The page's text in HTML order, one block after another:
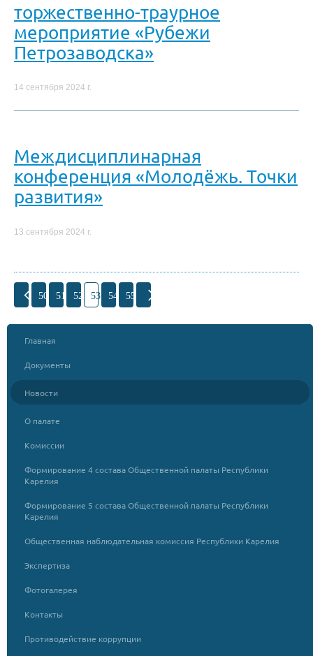
торжественно-траурное
мероприятие «Рубежи
Петрозаводска»
14 сентября 2024 г.
Междисциплинарная
конференция «Молодёжь. Точки
развития»
13 сентября 2024 г.
50 51 52 53 54 55
Главная
Документы
Новости
О палате
Комиссии
Формирование 4 состава Общественной палаты Республики
Карелия
Формирование 5 состава Общественной палаты Республики
Карелия
Общественная наблюдательная комиссия Республики Карелия
Экспертиза
Фотогалерея
Контакты
Противодействие коррупции